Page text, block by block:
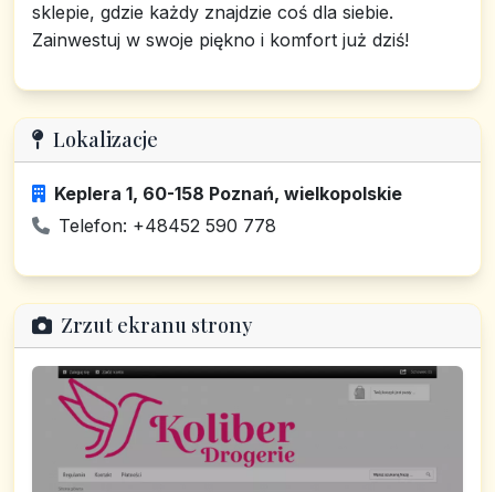
sklepie, gdzie każdy znajdzie coś dla siebie.
Zainwestuj w swoje piękno i komfort już dziś!
Lokalizacje
Keplera 1, 60-158 Poznań, wielkopolskie
Telefon: +48452 590 778
Zrzut ekranu strony